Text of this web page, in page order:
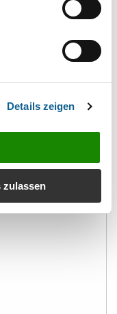
Details zeigen
zulassen